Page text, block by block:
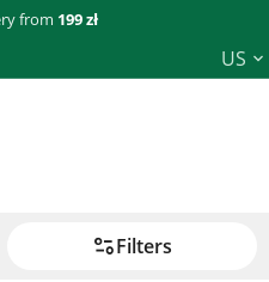
from 199 zł
US
Filters